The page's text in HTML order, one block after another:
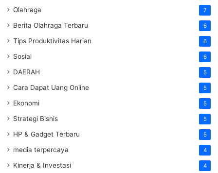
Olahraga 7
Berita Olahraga Terbaru 6
Tips Produktivitas Harian 6
Sosial 6
DAERAH 5
Cara Dapat Uang Online 5
Ekonomi 5
Strategi Bisnis 5
HP & Gadget Terbaru 5
media terpercaya 4
Kinerja & Investasi 4